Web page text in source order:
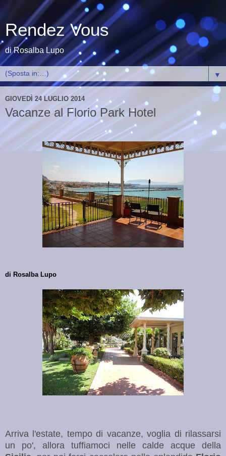
Rendez Vous
di Rosalba Lupo
▼
GIOVEDÌ 24 LUGLIO 2014
Vacanze al Florio Park Hotel
di Rosalba Lupo
Arriva l'estate, tempo di vacanze, voglia di rilassarsi
un po', allora tuffiamoci nelle calde acque della